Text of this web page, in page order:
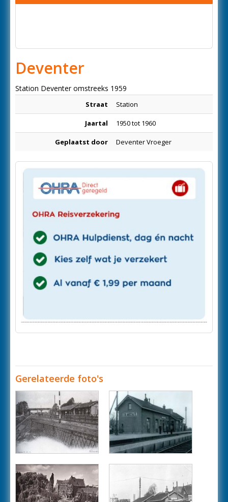
Deventer
Station Deventer omstreeks 1959
Straat Station
Jaartal 1950 tot 1960
Geplaatst door Deventer Vroeger
Gerelateerde foto's